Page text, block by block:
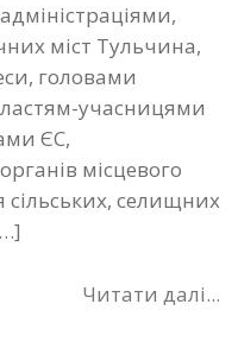
міст Тульчина,
головами
учасницями
ЄС,
місцевого
сільських, селищних
Читати далі...